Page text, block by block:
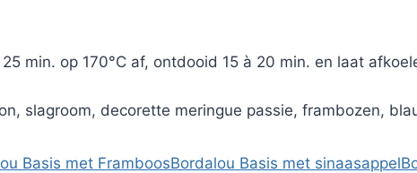
min. op 170°C af, ontdooid 15 à 20 min. en laat
slagroom, decorette meringue passie, frambozen,
Basis met FramboosBordalou Basis met sinaasappel